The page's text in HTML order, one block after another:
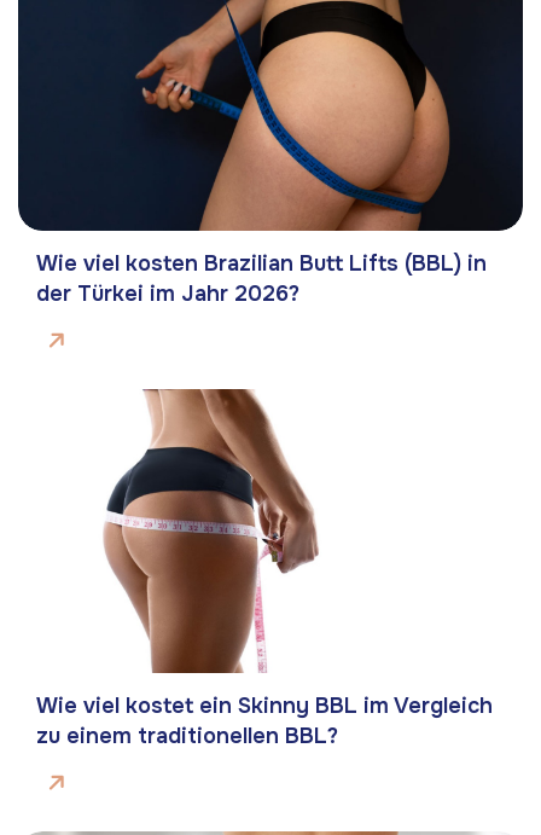
Wie viel kosten Brazilian Butt Lifts (BBL) in
der Türkei im Jahr 2026?
Wie viel kostet ein Skinny BBL im Vergleich
zu einem traditionellen BBL?